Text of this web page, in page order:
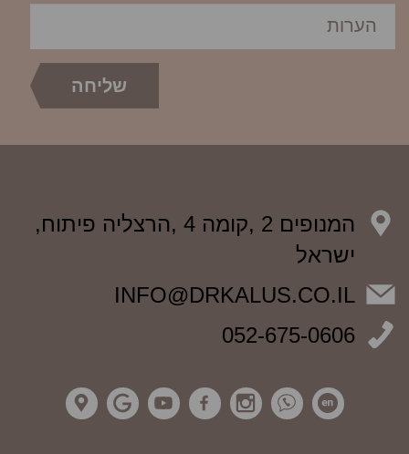
המנופים 2 ,קומה 4 ,הרצליה פיתוח,
ישראל
INFO@DRKALUS.CO.IL
052-675-0606